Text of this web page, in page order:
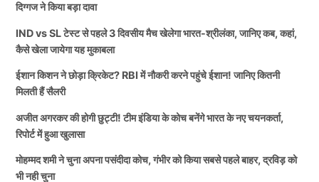
दिग्गज ने किया बड़ा दावा
IND vs SL टेस्ट से पहले 3 दिवसीय मैच खेलेगा भारत-श्रीलंका, जानिए कब, कहां,
कैसे खेला जायेगा यह मुकाबला
ईशान किशन ने छोड़ा क्रिकेट? RBI में नौकरी करने पहुंचे ईशान! जानिए कितनी
मिलती हैं सैलरी
अजीत अगरकर की होगी छुट्टी! टीम इंडिया के कोच बनेंगे भारत के नए चयनकर्ता,
रिपोर्ट में हुआ खुलासा
मोहम्मद शमी ने चुना अपना पसंदीदा कोच, गंभीर को किया सबसे पहले बाहर, द्रविड़ को
भी नही चुना